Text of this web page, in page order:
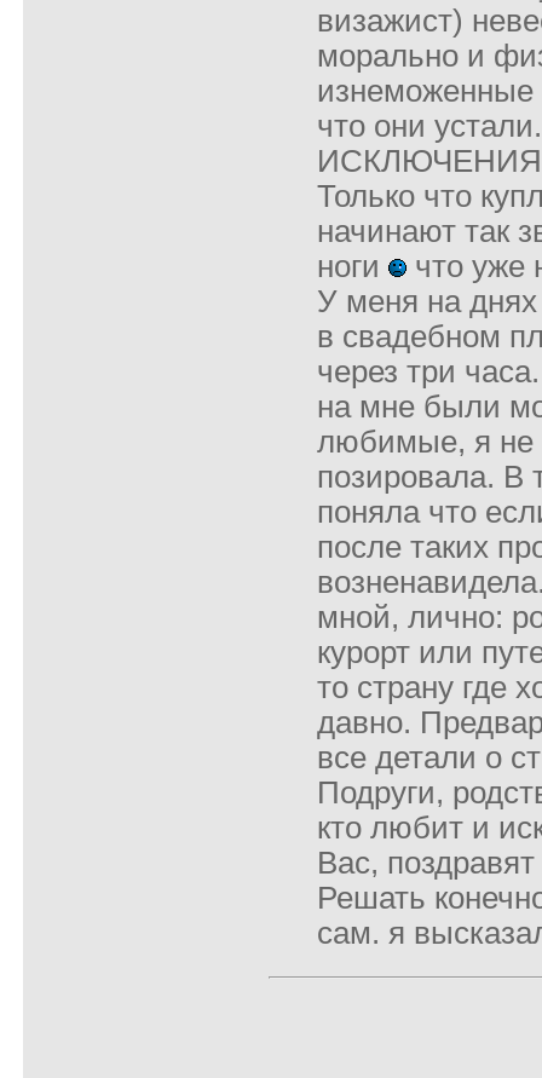
визажист)
морально и
изнеможенные
что они
Только что
начинают так
ноги
что уже
У меня на
в свадебном
через три
на мне были
любимые, я не
позировала. В
поняла что
после таких
мной, лично:
курорт или
то страну где
давно.
все детали о
Подруги,
кто любит и
Вас,
Решать
сам. я